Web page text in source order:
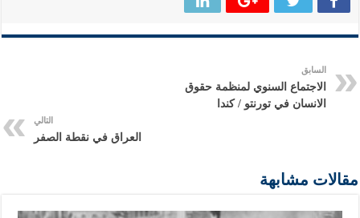
السابق
الاجتماع السنوي لمنظمة حقوق
الانسان في تورنتو / كندا
التالي
العراق في نقطة الصفر
مقالات مشابهة